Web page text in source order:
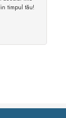
timpul tău!